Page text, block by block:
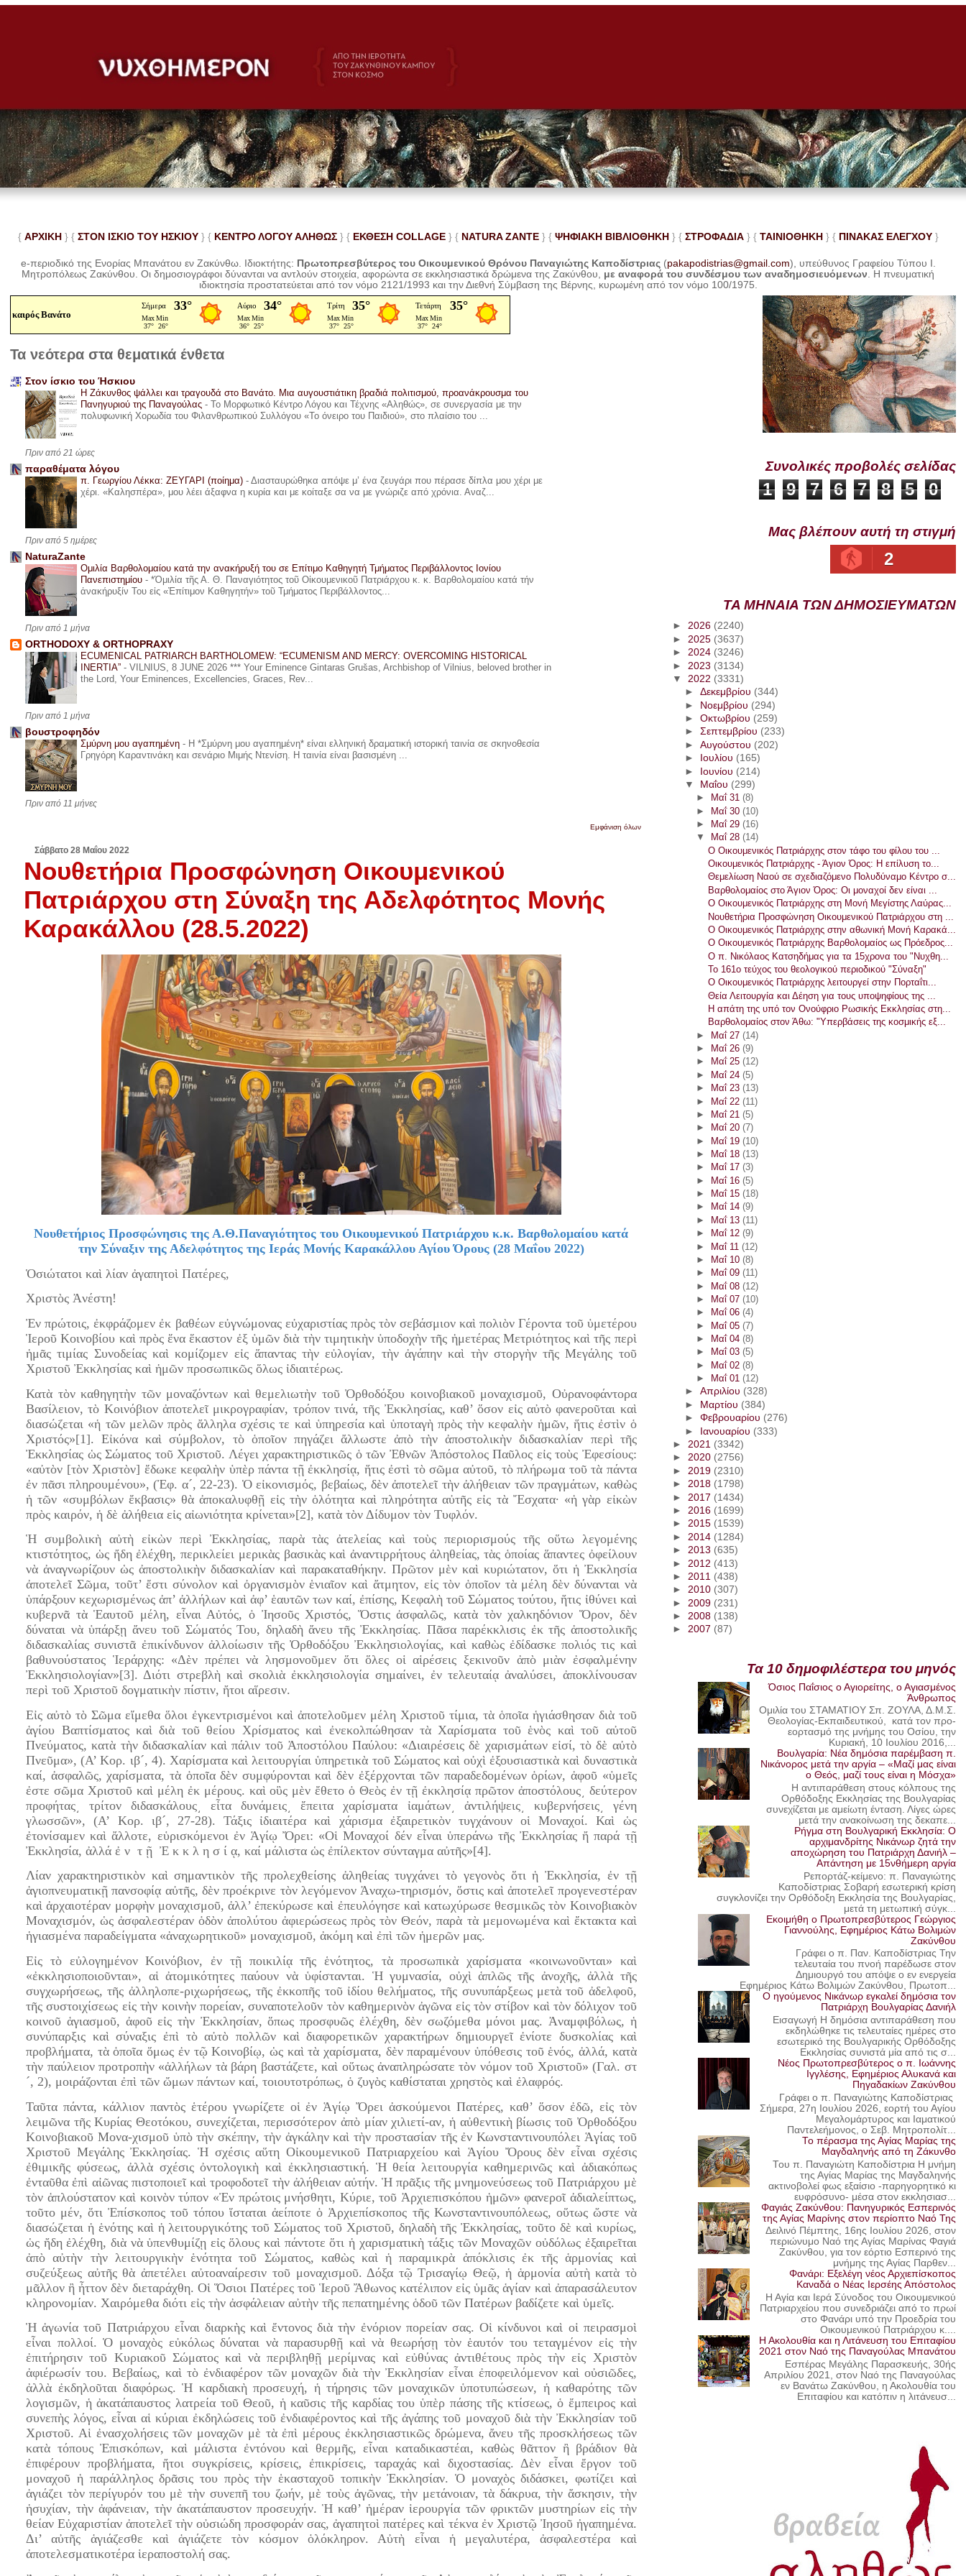
{ ΑΡΧΙΚΗ } { ΣΤΟΝ ΙΣΚΙΟ ΤΟΥ ΗΣΚΙΟΥ } { ΚΕΝΤΡΟ ΛΟΓΟΥ ΑΛΗΘΩΣ } { ΕΚΘΕΣΗ COLLAGE }{ NATURA ZANTE} { ΨΗΦΙΑΚΗ ΒΙΒΛΙΟΘΗΚΗ } { ΣΤΡΟΦΑΔΙΑ } { ΤΑΙΝΙΟΘΗΚΗ } { ΠΙΝΑΚΑΣ ΕΛΕΓΧΟΥ}
e-περιοδικό της Ενορίας Μπανάτου εν Ζακύνθω. Ιδιοκτήτης: Πρωτοπρεσβύτερος του Οικουμενικού Θρόνου Παναγιώτης Καποδίστριας (pakapodistrias@gmail.com), υπεύθυνος Γραφείου Τύπου Ι.
Μητροπόλεως Ζακύνθου.Οι δημοσιογράφοι δύνανται να αντλούν στοιχεία, αφορώντα σε εκκλησιαστικά δρώμενα της Ζακύνθου, με αναφορά του συνδέσμου των αναδημοσιευόμενων . Ηπνευματική
ιδιοκτησία προστατεύεται από τον νόμο 2121/1993 και την Διεθνή Σύμβαση της Βέρνης, κυρωμένη από τον νόμο 100/1975.
καιρός Βανάτο
Τα νεότερα στα θεματικά ένθετα
Στον ίσκιο του Ήσκιου
Η Ζάκυνθος ψάλλει και τραγουδά στο Βανάτο. Μια αυγουστιάτικη βραδιά πολιτισμού, προανάκρουσμα του
Πανηγυριού της Παναγούλας - Το Μορφωτικό Κέντρο Λόγου και Τέχνης «Αληθώς», σε συνεργασία με την
πολυφωνική Χορωδία του Φιλανθρωπικού Συλλόγου «Το όνειρο του Παιδιού», στο πλαίσιο του ...
Πριν από 21 ώρες
παραθέματα λόγου
π. Γεωργίου Λέκκα: ΖΕΥΓΑΡΙ (ποίημα) - Διασταυρώθηκα απόψε μ’ ένα ζευγάρι που πέρασε δίπλα μου χέρι με
χέρι. «Καλησπέρα», μου λέει άξαφνα η κυρία και με κοίταξε σα να με γνώριζε από χρόνια. Αναζ...
Πριν από 5 ημέρες
NaturaZante
Ομιλία Βαρθολομαίου κατά την ανακήρυξή του σε Επίτιμο Καθηγητή Τμήματος Περιβάλλοντος Ιονίου
Πανεπιστημίου - *Ὁμιλία τῆς Α. Θ. Παναγιότητος τοῦ Οἰκουμενικοῦ Πατριάρχου κ. κ. Βαρθολομαίου κατά τήν
ἀνακήρυξίν Του εἰς «Ἐπίτιμον Καθηγητήν» τοῦ Τμήματος Περιβάλλοντος...
Πριν από 1 μήνα
ORTHODOXY & ORTHOPRAXY
ECUMENICAL PATRIARCH BARTHOLOMEW: “ECUMENISM AND MERCY: OVERCOMING HISTORICAL
INERTIA” - VILNIUS, 8 JUNE 2026 *** Your Eminence Gintaras Grušas, Archbishop of Vilnius, beloved brother in
the Lord, Your Eminences, Excellencies, Graces, Rev...
Πριν από 1 μήνα
βουστροφηδόν
Σμύρνη μου αγαπημένη - Η *Σμύρνη μου αγαπημένη* είναι ελληνική δραματική ιστορική ταινία σε σκηνοθεσία
Γρηγόρη Καραντινάκη και σενάριο Μιμής Ντενίση. Η ταινία είναι βασισμένη ...
Πριν από 11 μήνες
Εμφάνιση όλων
Σάββατο 28 Μαΐου 2022
Νουθετήρια Προσφώνηση Οικουμενικού
Πατριάρχου στη Σύναξη της Αδελφότητος Μονής
Καρακάλλου (28.5.2022)
Νουθετήριος Προσφώνησις της Α.Θ.Παναγιότητος του Οικουμενικού Πατριάρχου κ.κ. Βαρθολομαίου κατά
την Σύναξιν της Αδελφότητος της Ιεράς Μονής Καρακάλλου Αγίου Όρους (28 Μαΐου 2022)
Ὁσιώτατοι καὶ λίαν ἀγαπητοὶ Πατέρες,
Χριστὸς Ἀνέστη!
Ἐν πρώτοις, ἐκφράζομεν ἐκ βαθέων εὐγνώμονας εὐχαριστίας πρὸς τὸν σεβάσμιον καὶ πολιὸν Γέροντα τοῦ ὑμετέρου
Ἱεροῦ Κοινοβίου καὶ πρὸς ἕνα ἕκαστον ἐξ ὑμῶν διὰ τὴν τιμητικὴν ὑποδοχὴν τῆς ἡμετέρας Μετριότητος καὶ τῆς περὶ
ἡμᾶς τιμίας Συνοδείας καὶ κομίζομεν εἰς ἅπαντας τὴν εὐλογίαν, τὴν ἀγάπην καὶ τὴν στοργὴν τῆς Μεγάλης τοῦ
Χριστοῦ Ἐκκλησίας καὶ ἡμῶν προσωπικῶς ὅλως ἰδιαιτέρως.
Κατὰ τὸν καθηγητὴν τῶν μοναζόντων καὶ θεμελιωτὴν τοῦ Ὀρθοδόξου κοινοβιακοῦ μοναχισμοῦ, Οὐρανοφάντορα
Βασίλειον, τὸ Κοινόβιον ἀποτελεῖ μικρογραφίαν, τρόπον τινά, τῆς Ἐκκλησίας, καθ’ ὅσον εἰς αὐτὸ φανεροῦται καὶ
διασώζεται «ἡ τῶν μελῶν πρὸς ἄλληλα σχέσις τε καὶ ὑπηρεσία καὶ ὑποταγὴ πρὸς τὴν κεφαλὴν ἡμῶν, ἥτις ἐστὶν ὁ
Χριστός»[1]. Εἰκόνα καὶ σύμβολον, τὸ ὁποῖον πηγάζει ἄλλωστε ἀπὸ τὴν ἀποστολικὴν διδασκαλίαν περὶ τῆς
Ἐκκλησίας ὡς Σώματος τοῦ Χριστοῦ. Λέγει χαρακτηριστικῶς ὁ τῶν Ἐθνῶν Ἀπόστολος Παῦλος εἰς τοὺς Ἐφεσίους:
«αὐτὸν [τὸν Χριστὸν] ἔδωκε κεφαλὴν ὑπὲρ πάντα τῇ ἐκκλησίᾳ, ἥτις ἐστὶ τὸ σῶμα αὐτοῦ, τὸ πλήρωμα τοῦ τὰ πάντα
ἐν πᾶσι πληρουμένου», (Ἐφ. α´, 22-23). Ὁ εἰκονισμός, βεβαίως, δὲν ἀποτελεῖ τὴν ἀλήθειαν τῶν πραγμάτων, καθὼς
ἡ τῶν «συμβόλων ἔκβασις» θὰ ἀποκαλυφθῇ εἰς τὴν ὁλότητα καὶ πληρότητα αὐτῆς εἰς τὰ Ἔσχατα∙ «ἡ γὰρ εἰκὼν
πρὸς καιρόν, ἡ δὲ ἀλήθεια εἰς αἰωνιότητα κρίνεται»[2], κατὰ τὸν Δίδυμον τὸν Τυφλόν.
Ἡ συμβολικὴ αὐτὴ εἰκὼν περὶ Ἐκκλησίας, παρὰ τὰς ἀτελείας καὶ τοὺς περιορισμούς τῆς οὕτω λεγομένης
κτιστότητος, ὡς ἤδη ἐλέχθη, περικλείει μερικὰς βασικὰς καὶ ἀναντιρρήτους ἀληθείας, τὰς ὁποίας ἅπαντες ὀφείλουν
νὰ ἀναγνωρίζουν ὡς ἀποστολικὴν διδασκαλίαν καὶ παρακαταθήκην. Πρῶτον μὲν καὶ κυριώτατον, ὅτι ἡ Ἐκκλησία
ἀποτελεῖ Σῶμα, τοῦτ’ ἔστι σύνολον καὶ ὀργανισμὸν ἑνιαῖον καὶ ἄτμητον, εἰς τὸν ὁποῖον τὰ μέλη δὲν δύνανται νὰ
ὑπάρξουν κεχωρισμένως ἀπ’ ἀλλήλων καὶ ἀφ’ ἑαυτῶν των καί, ἐπίσης, Κεφαλὴ τοῦ Σώματος τούτου, ἥτις ἰθύνει καὶ
κυβερνᾶ τὰ Ἑαυτοῦ μέλη, εἶναι Αὐτός, ὁ Ἰησοῦς Χριστός, Ὅστις ἀσφαλῶς, κατὰ τὸν χαλκηδόνιον Ὅρον, δὲν
δύναται νὰ ὑπάρξῃ ἄνευ τοῦ Σώματός Του, δηλαδὴ ἄνευ τῆς Ἐκκλησίας. Πᾶσα παρέκκλισις ἐκ τῆς ἀποστολικῆς
διδασκαλίας συνιστᾶ ἐπικίνδυνον ἀλλοίωσιν τῆς Ὀρθοδόξου Ἐκκλησιολογίας, καὶ καθὼς ἐδίδασκε πολιός τις καὶ
βαθυνούστατος Ἱεράρχης: «Δὲν πρέπει νὰ λησμονοῦμεν ὅτι ὅλες οἱ αἱρέσεις ξεκινοῦν ἀπὸ μιὰν ἐσφαλμένην
Ἐκκλησιολογίαν»[3]. Διότι στρεβλὴ καὶ σκολιὰ ἐκκλησιολογία σημαίνει, ἐν τελευταίᾳ ἀναλύσει, ἀποκλίνουσαν
περὶ τοῦ Χριστοῦ δογματικὴν πίστιν, ἤτοι αἵρεσιν.
Εἰς αὐτὸ τὸ Σῶμα εἴμεθα ὅλοι ἐγκεντρισμένοι καὶ ἀποτελοῦμεν μέλη Χριστοῦ τίμια, τὰ ὁποῖα ἡγιάσθησαν διὰ τοῦ
ἁγίου Βαπτίσματος καὶ διὰ τοῦ θείου Χρίσματος καὶ ἐνεκολπώθησαν τὰ Χαρίσματα τοῦ ἑνὸς καὶ τοῦ αὐτοῦ
Πνεύματος, κατὰ τὴν διδασκαλίαν καὶ πάλιν τοῦ Ἀποστόλου Παύλου: «Διαιρέσεις δὲ χαρισμάτων εἰσί, τὸ δὲ αὐτὸ
Πνεῦμα», (Α’ Κορ. ιβ´, 4). Χαρίσματα καὶ λειτουργίαι ὑπηρετικὰ τοῦ Σώματος καὶ οὐχὶ ἐξουσιαστικὰ καὶ δυναστικὰ
καί, ἀσφαλῶς, χαρίσματα, τὰ ὁποῖα δὲν συμφύρονται καὶ δὲν ἐξέρχονται τῶν παραδεδομένων ὁρίων, ἀφοῦ «ὑμεῖς
ἐστε σῶμα Χριστοῦ καὶ μέλη ἐκ μέρους. καὶ οὓς μὲν ἔθετο ὁ Θεὸς ἐν τῇ ἐκκλησίᾳ πρῶτον ἀποστόλους͵ δεύτερον
προφήτας͵ τρίτον διδασκάλους͵ εἶτα δυνάμεις͵ ἔπειτα χαρίσματα ἰαμάτων͵ ἀντιλήψεις͵ κυβερνήσεις͵ γένη
γλωσσῶν», (Α’ Κορ. ιβ´, 27-28). Τάξις ἰδιαιτέρα καὶ χάρισμα ἐξαιρετικὸν τυγχάνουν οἱ Μοναχοί. Καὶ ὡς
ἐτονίσαμεν καὶ ἄλλοτε, εὑρισκόμενοι ἐν Ἁγίῳ Ὄρει: «Οἱ Μοναχοί δέν εἶναι ὑπεράνω τῆς Ἐκκλησίας ἤ παρά τῇ
Ἐκκλησία, ἀλλά ἐ ν τ ῇ Ἐ κ κ λ η σ ί ᾳ, καί μάλιστα ὡς ἐπίλεκτον σύνταγμα αὐτῆς»[4].
Λίαν χαρακτηριστικὸν καὶ σημαντικὸν τῆς προλεχθείσης ἀληθείας τυγχάνει τὸ γεγονὸς ὅτι ἡ Ἐκκλησία, ἐν τῇ
ἁγιοπνευματικῇ πανσοφίᾳ αὐτῆς, δὲν προέκρινε τὸν λεγόμενον Ἀναχω-τηρισμόν, ὅστις καὶ ἀποτελεῖ προγενεστέραν
καὶ ἀρχαιοτέραν μορφὴν μοναχισμοῦ, ἀλλ’ ἐπεκύρωσε καὶ ἐπευλόγησε καὶ κατωχύρωσε θεσμικῶς τὸν Κοινοβιακὸν
Μοναχισμόν, ὡς ἀσφαλεστέραν ὁδὸν ἀπολύτου ἀφιερώσεως πρὸς τὸν Θεόν, παρὰ τὰ μεμονωμένα καὶ ἔκτακτα καὶ
ἡγιασμένα παραδείγματα «ἀναχωρητικοῦ» μοναχισμοῦ, ἀκόμη καὶ ἐπὶ τῶν ἡμερῶν μας.
Εἰς τὸ εὐλογημένον Κοινόβιον, ἐν τῇ ποικιλίᾳ τῆς ἑνότητος, τὰ προσωπικὰ χαρίσματα «κοινωνοῦνται» καὶ
«ἐκκλησιοποιοῦνται», αἱ ἀτομικότητες παύουν νὰ ὑφίστανται. Ἡ γυμνασία, οὐχὶ ἁπλῶς τῆς ἀνοχῆς, ἀλλὰ τῆς
συγχωρήσεως, τῆς ἀλληλοπε-ριχωρήσεως, τῆς ἐκκοπῆς τοῦ ἰδίου θελήματος, τῆς συνυπάρξεως μετὰ τοῦ ἀδελφοῦ,
τῆς συστοιχίσεως εἰς τὴν κοινὴν πορείαν, συναποτελοῦν τὸν καθημερινὸν ἀγῶνα εἰς τὸν στίβον καὶ τὸν δόλιχον τοῦ
κοινοῦ ἁγιασμοῦ, ἀφοῦ εἰς τὴν Ἐκκλησίαν, ὅπως προσφυῶς ἐλέχθη, δὲν σωζόμεθα μόνοι μας. Ἀναμφιβόλως, ἡ
συνύπαρξις καὶ σύναξις ἐπὶ τὸ αὐτὸ πολλῶν καὶ διαφορετικῶν χαρακτήρων δημιουργεῖ ἐνίοτε δυσκολίας καὶ
προβλήματα, τὰ ὁποῖα ὅμως ἐν τῷ Κοινοβίῳ, ὡς καὶ τὰ χαρίσματα, δὲν παραμένουν ὑπόθεσις τοῦ ἑνός, ἀλλά, κατὰ
τὴν παύλειον προτροπὴν «ἀλλήλων τὰ βάρη βαστάζετε, καὶ οὕτως ἀναπληρώσατε τὸν νόμον τοῦ Χριστοῦ» (Γαλ. στ
´, 2), μοιράζονται ἐπὶ τῶν ὤμων πάντων καί, τοιουτοτρόπως, ὁ ζυγὸς καθίσταται χρηστὸς καὶ ἐλαφρός.
Ταῦτα πάντα, κάλλιον παντὸς ἑτέρου γνωρίζετε οἱ ἐν Ἁγίῳ Ὄρει ἀσκούμενοι Πατέρες, καθ’ ὅσον ἐδῶ, εἰς τὸν
λειμῶνα τῆς Κυρίας Θεοτόκου, συνεχίζεται, περισσότερον ἀπὸ μίαν χιλιετί-αν, ἡ αὐθεντικὴ βίωσις τοῦ Ὀρθοδόξου
Κοινοβιακοῦ Μονα-χισμοῦ ὑπὸ τὴν σκέπην, τὴν ἀγκάλην καὶ τὴν προστασίαν τῆς ἐν Κωνσταντινουπόλει Ἁγίας τοῦ
Χριστοῦ Μεγάλης Ἐκκλησίας. Ἡ σχέσις αὕτη Οἰκουμενικοῦ Πατριαρχείου καὶ Ἁγίου Ὄρους δὲν εἶναι σχέσις
ἐθιμικῆς φύσεως, ἀλλὰ σχέσις ὀντολογικὴ καὶ ἐκκλησιαστική. Ἡ θεία λειτουργία καθημερινῶς καὶ ἀδιακόπως
ἐνταῦθα ἐπὶ αἰῶνας πιστοποιεῖ καὶ τροφοδοτεῖ τὴν ἀλήθειαν αὐτήν. Ἡ πρᾶξις τῆς μνημονεύσεως τοῦ Πατριάρχου μὲ
τὸν ἁπλούστατον καὶ κοινὸν τύπον «Ἐν πρώτοις μνήσθητι, Κύριε, τοῦ Ἀρχιεπισκόπου ἡμῶν» φανεροῖ ἀδιαλείπτως,
τοῦτο μέν, ὅτι Ἐπίσκοπος τοῦ τόπου ἵσταται ἀείποτε ὁ Ἀρχιεπίσκοπος τῆς Κωνσταντινουπόλεως, οὕτως ὥστε νὰ
διασώζεται ἡ ἑνότης καὶ ἡ λειτουργικότης τοῦ Σώματος τοῦ Χριστοῦ, δηλαδὴ τῆς Ἐκκλησίας, τοῦτο δὲ καὶ κυρίως,
ὡς ἤδη ἐλέχθη, διὰ νὰ ὑπενθυμίζῃ εἰς ὅλους καὶ πάντοτε ὅτι ἡ χαρισματικὴ τάξις τῶν Μοναχῶν οὐδόλως ἐξαιρεῖται
ἀπὸ αὐτὴν τὴν λειτουργικὴν ἑνότητα τοῦ Σώματος, καθὼς καὶ ἡ παραμικρὰ ἀπόκλισις ἐκ τῆς ἁρμονίας καὶ
συζεύξεως αὐτῆς θὰ ἀπετέλει αὐτοαναίρεσιν τοῦ μοναχισμοῦ. Δόξα τῷ Τρισαγίῳ Θεῷ, ἡ ἁρμονία αὐτὴ κατὰ τὸ
μᾶλλον ἢ ἦττον δὲν διεταράχθη. Οἱ Ὅσιοι Πατέρες τοῦ Ἱεροῦ Ἄθωνος κατέλιπον εἰς ὑμᾶς ἁγίαν καὶ ἀπαρασάλευτον
κληρονομίαν. Χαιρόμεθα διότι εἰς τὴν ἀσφάλειαν αὐτὴν τῆς πεπατημένης ὁδοῦ τῶν Πατέρων βαδίζετε καὶ ὑμεῖς.
Ἡ ἀγωνία τοῦ Πατριάρχου εἶναι διαρκὴς καὶ ἔντονος διὰ τὴν ἐνόριον πορείαν σας. Οἱ κίνδυνοι καὶ οἱ πειρασμοὶ
εἶναι πολλοί. Ὁ μοναχὸς εὐκόλως δύναται νὰ παρασυρθῇ καὶ νὰ θεωρήσῃ τὸν ἑαυτόν του τεταγμένον εἰς τὴν
ἐπιτήρησιν τοῦ Κυριακοῦ Σώματος καὶ νὰ περιβληθῇ μερίμνας καὶ εὐθύνας ἀντιθέτους πρὸς τὴν εἰς Χριστὸν
ἀφιέρωσίν του. Βεβαίως, καὶ τὸ ἐνδιαφέρον τῶν μοναχῶν διὰ τὴν Ἐκκλησίαν εἶναι ἐποφειλόμενον καὶ οὐσιῶδες,
ἀλλὰ ἐκδηλοῦται διαφόρως. Ἡ καρδιακὴ προσευχή, ἡ τήρησις τῶν μοναχικῶν ὑποτυπώσεων, ἡ καθαρότης τῶν
λογισμῶν, ἡ ἀκατάπαυστος λατρεία τοῦ Θεοῦ, ἡ καῦσις τῆς καρδίας του ὑπὲρ πάσης τῆς κτίσεως, ὁ ἔμπειρος καὶ
συνεπὴς λόγος, εἶναι αἱ κύριαι ἐκδηλώσεις τοῦ ἐνδιαφέροντος καὶ τῆς ἀγάπης τοῦ μοναχοῦ διὰ τὴν Ἐκκλησίαν τοῦ
Χριστοῦ. Αἱ ἐνασχολήσεις τῶν μοναχῶν μὲ τὰ ἐπὶ μέρους ἐκκλησιαστικῶς δρώμενα, ἄνευ τῆς προσκλήσεως τῶν
κατὰ τόπους Ἐπισκόπων, καὶ μάλιστα ἐντόνου καὶ θερμῆς, εἶναι καταδικαστέαι, καθὼς θᾶττον ἢ βράδιον θὰ
ἐπιφέρουν προβλήματα, ἤτοι συγκρίσεις, κρίσεις, ἐπικρίσεις, ταραχάς καὶ διχοστασίας. Δὲν εἶναι ἔργον τοῦ
μοναχοῦ ἡ παράλληλος δρᾶσις του πρὸς τὴν ἑκασταχοῦ τοπικὴν Ἐκκλησίαν. Ὁ μοναχὸς διδάσκει, φωτίζει καὶ
ἁγιάζει τὸν περίγυρόν του μὲ τὴν συνεπῆ του ζωήν, μὲ τοὺς ἀγῶνας, τὴν μετάνοιαν, τὰ δάκρυα, τὴν ἄσκησιν, τὴν
ἡσυχίαν, τὴν ἀφάνειαν, τὴν ἀκατάπαυστον προσευχήν. Ἡ καθ’ ἡμέραν ἱερουργία τῶν φρικτῶν μυστηρίων εἰς τὴν
θείαν Εὐχαριστίαν ἀποτελεῖ τὴν οὐσιώδη προσφοράν σας, ἀγαπητοὶ πατέρες καὶ τέκνα ἐν Χριστῷ Ἰησοῦ ἠγαπημένα.
Δι’ αὐτῆς ἁγιάζεσθε καὶ ἁγιάζετε τὸν κόσμον ὁλόκληρον. Αὐτὴ εἶναι ἡ μεγαλυτέρα, ἀσφαλεστέρα καὶ
ἀποτελεσματικοτέρα ἱεραποστολή σας.
Συνολικές προβολές σελίδας
1 9 7 6 7 8 5 0
Μας βλέπουν αυτή τη στιγμή
2
ΤΑ ΜΗΝΑΙΑ ΤΩΝ ΔΗΜΟΣΙΕΥΜΑΤΩΝ
►2026 (2240)
► 2025 (3637)
►2024 (3246)
► 2023 (3134)
▼ 2022 (3331)
► Δεκεμβρίου (344)
► Νοεμβρίου (294)
► Οκτωβρίου (259)
► Σεπτεμβρίου (233)
► Αυγούστου (202)
►
Ιουλίου (165)
► Ιουνίου (214)
▼
Μαΐου (299)
►
Μαΐ 31 (8)
► Μαΐ 30 (10)
►
Μαΐ 29 (16)
▼
Μαΐ 28 (14)
Ο Οικουμενικός Πατριάρχης στον τάφο του φίλου του ...
Οικουμενικός Πατριάρχης - Άγιον Όρος: Η επίλυση το...
Θεμελίωση Ναού σε σχεδιαζόμενο Πολυδύναμο Κέντρο σ...
Βαρθολομαίος στο Άγιον Όρος: Οι μοναχοί δεν είναι ...
Ο Οικουμενικός Πατριάρχης στη Μονή Μεγίστης Λαύρας...
Νουθετήρια Προσφώνηση Οικουμενικού Πατριάρχου στη ...
Ο Οικουμενικός Πατριάρχης στην αθωνική Μονή Καρακά...
Ο Οικουμενικός Πατριάρχης Βαρθολομαίος ως Πρόεδρος...
Ο π. Νικόλαος Κατσηδήμας για τα 15χρονα του "Νυχθη...
Το 161ο τεύχος του θεολογικού περιοδικού "Σύναξη"
Ο Οικουμενικός Πατριάρχης λειτουργεί στην Πορταΐτι...
Θεία Λειτουργία και Δέηση για τους υποψηφίους της ...
Η απάτη της υπό τον Ονούφριο Ρωσικής Εκκλησίας στη...
Βαρθολομαίος στον Άθω: "Υπερβάσεις της κοσμικής εξ...
►
Μαΐ 27 (14)
►
Μαΐ 26 (9)
►
Μαΐ 25 (12)
►
Μαΐ 24 (5)
►
Μαΐ 23 (13)
► Μαΐ 22 (11)
►
Μαΐ 21 (5)
►
Μαΐ 20 (7)
► Μαΐ 19 (10)
►
Μαΐ 18 (13)
►
Μαΐ 17 (3)
► Μαΐ 16 (5)
►
Μαΐ 15 (18)
►
Μαΐ 14 (9)
►
Μαΐ 13 (11)
►
Μαΐ 12 (9)
► Μαΐ 11 (12)
►
Μαΐ 10 (8)
►
Μαΐ 09 (11)
► Μαΐ 08 (12)
►
Μαΐ 07 (10)
►
Μαΐ 06 (4)
► Μαΐ 05 (7)
►
Μαΐ 04 (8)
►
Μαΐ 03 (5)
►
Μαΐ 02 (8)
►
Μαΐ 01 (12)
► Απριλίου (328)
►
Μαρτίου (384)
► Φεβρουαρίου (276)
► Ιανουαρίου (333)
►2021 (3342)
►2020 (2756)
► 2019 (2310)
►2018 (1798)
► 2017 (1434)
► 2016 (1699)
►2015 (1539)
► 2014 (1284)
►2013 (635)
► 2012 (413)
► 2011 (438)
►2010 (307)
► 2009 (231)
►2008 (138)
►2007 (87)
Τα 10 δημοφιλέστερα του μηνός
Όσιος Παΐσιος ο Αγιορείτης, ο Αγιασμένος
Άνθρωπος
Ομιλία του ΣΤΑΜΑΤΙΟΥ Σπ. ΖΟΥΛΑ, Δ.Μ.Σ.
Θεολογίας-Εκπαιδευτικού, κατά τον προ-
εορτασμό της μνήμης του Οσίου, την
Κυριακή, 10 Ιουλίου 2016,...
Βουλγαρία: Νέα δημόσια παρέμβαση π.
Νικάνορος μετά την αργία – «Μαζί μας είναι
ο Θεός, μαζί τους είναι η Μόσχα»
Η αντιπαράθεση στους κόλπους της
Ορθόδοξης Εκκλησίας της Βουλγαρίας
συνεχίζεται με αμείωτη ένταση. Λίγες ώρες
μετά την ανακοίνωση της δεκαπε...
Ρήγμα στη Βουλγαρική Εκκλησία: Ο
αρχιμανδρίτης Νικάνωρ ζητά την
αποχώρηση του Πατριάρχη Δανιήλ –
Απάντηση με 15νθήμερη αργία
Ρεπορτάζ-κείμενο: π. Παναγιώτης
Καποδίστριας Σοβαρή εσωτερική κρίση
συγκλονίζει την Ορθόδοξη Εκκλησία της Βουλγαρίας,
μετά τη μετωπική σύγκ...
Εκοιμήθη ο Πρωτοπρεσβύτερος Γεώργιος
Γιαννούλης, Εφημέριος Κάτω Βολιμών
Ζακύνθου
Γράφει ο π. Παν. Καποδίστριας Την
τελευταία του πνοή παρέδωσε στον
Δημιουργό του απόψε ο εν ενεργεία
Εφημέριος Κάτω Βολιμών Ζακύνθου, Πρωτοπ...
Ο ηγούμενος Νικάνωρ εγκαλεί δημόσια τον
Πατριάρχη Βουλγαρίας Δανιήλ
Εισαγωγή Η δημόσια αντιπαράθεση που
εκδηλώθηκε τις τελευταίες ημέρες στο
εσωτερικό της Βουλγαρικής Ορθόδοξης
Εκκλησίας συνιστά μία από τις σ...
Νέος Πρωτοπρεσβύτερος ο π. Ιωάννης
Ιγγλέσης, Εφημέριος Αλυκανά και
Πηγαδακίων Ζακύνθου
Γράφει ο π. Παναγιώτης Καποδίστριας
Σήμερα, 27η Ιουλίου 2026, εορτή του Αγίου
Μεγαλομάρτυρος και Ιαματικού
Παντελεήμονος, ο Σεβ. Μητροπολίτ...
Το πέρασμα της Αγίας Μαρίας της
Μαγδαληνής από τη Ζάκυνθο
Του π. Παναγιώτη Καποδίστρια Η μνήμη
της Αγίας Μαρίας της Μαγδαληνής
ακτινοβολεί φως εξαίσιο -παρηγορητικό κι
ευφρόσυνο- μέσα στον εκκλησιασ...
Φαγιάς Ζακύνθου: Πανηγυρικός Εσπερινός
της Αγίας Μαρίνης στον περίοπτο Ναό Της
Δειλινό Πέμπτης, 16ης Ιουλίου 2026, στον
περιώνυμο Ναό της Αγίας Μαρίνας Φαγιά
Ζακύνθου, για τον εόρτιο Εσπερινό της
μνήμης της Αγίας Παρθεν...
Φανάρι: Εξελέγη νέος Αρχιεπίσκοπος
Καναδά ο Νέας Ιερσέης Απόστολος
Η Αγία και Ιερά Σύνοδος του Οικουμενικού
Πατριαρχείου που συνεδριάζει από το πρωί
στο Φανάρι υπό την Προεδρία του
Οικουμενικού Πατριάρχου κ....
Η Ακολουθία και η Λιτάνευση του Επιταφίου
2021 στον Ναό της Παναγούλας Μπανάτου
Εσπέρας Μεγάλης Παρασκευής, 30ής
Απριλίου 2021, στον Ναό της Παναγούλας
εν Βανάτω Ζακύνθου, η Ακολουθία του
Επιταφίου και κατόπιν η λιτάνευσ...